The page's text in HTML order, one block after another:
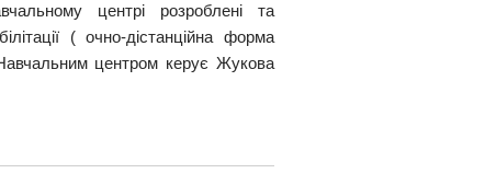
центрі розроблені та
( очно-дістанційна форма
центром керує Жукова